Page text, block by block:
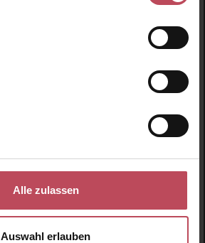
Alle zulassen
Auswahl erlauben